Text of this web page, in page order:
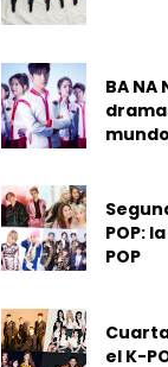
BA NA
POP:
POP
el K-